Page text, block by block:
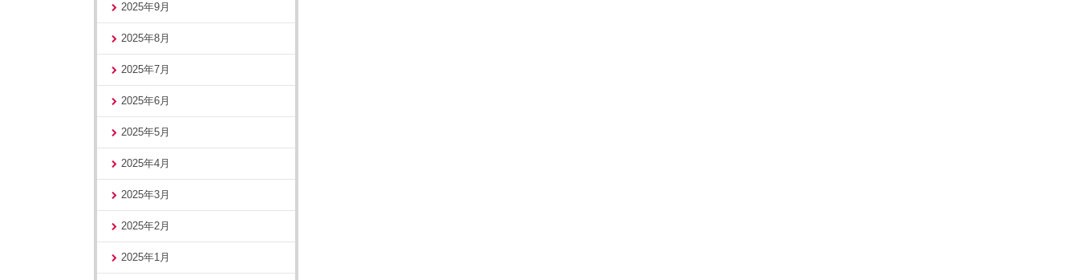
2025年9月
2025年8月
2025年7月
2025年6月
2025年5月
2025年4月
2025年3月
2025年2月
2025年1月